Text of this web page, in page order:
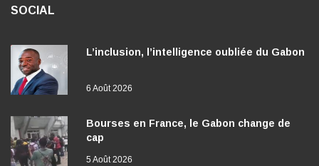
SOCIAL
L’inclusion, l’intelligence oubliée du Gabon
6 Août 2026
Bourses en France, le Gabon change de
cap
5 Août 2026